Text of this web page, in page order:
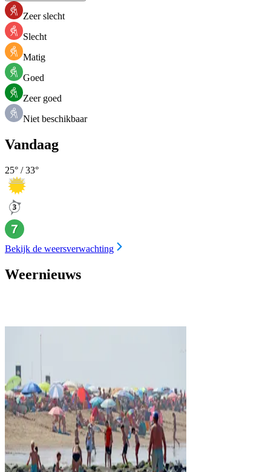
Zeer slecht
Slecht
Matig
Goed
Zeer goed
Niet beschikbaar
Vandaag
25° /33°
Bekijk de weersverwachting
Weernieuws